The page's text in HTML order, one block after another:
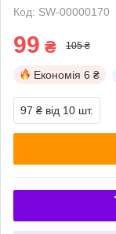
Код: SW-00000170
99 ₴ 105 ₴
Економія 6 ₴
97 ₴ від 10 шт.